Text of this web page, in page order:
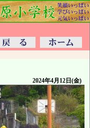
2024年4月12日(金)